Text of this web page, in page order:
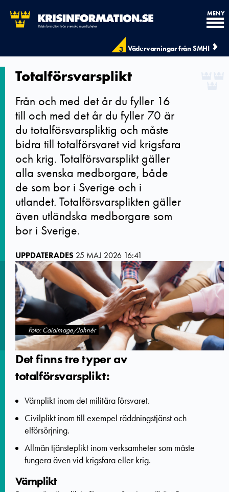
3 Vädervarningar från SMHI
MENY
Totalförsvarsplikt
Från och med det år du fyller 16
till och med det år du fyller 70 är
du totalförsvarspliktig och måste
bidra till totalförsvaret vid krigsfara
och krig. Totalförsvarsplikt gäller
alla svenska medborgare, både
de som bor i Sverige och i
utlandet. Totalförsvarsplikten gäller
även utländska medborgare som
bor i Sverige.
UPPDATERADES 25 MAJ 2026 16:41
Foto: Caiaimage/Johnér
Det finns tre typer av
totalförsvarsplikt:
Värnplikt inom det militära försvaret.
Civilplikt inom till exempel räddningstjänst och
elförsörjning.
Allmän tjänsteplikt inom verksamheter som måste
fungera även vid krigsfara eller krig.
Värnplikt